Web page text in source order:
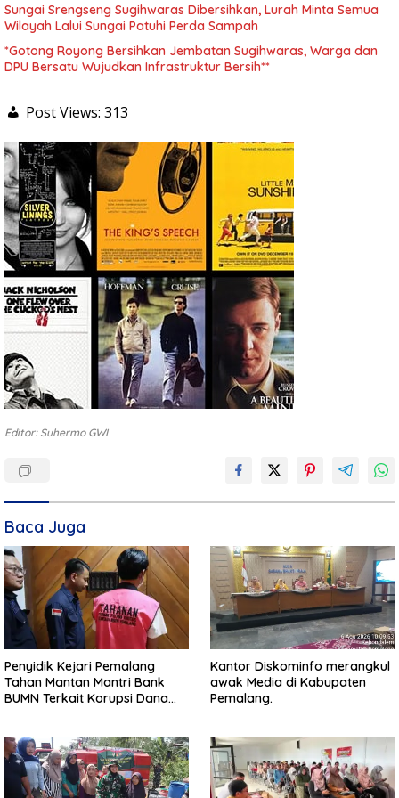
Sungai Srengseng Sugihwaras Dibersihkan, Lurah Minta Semua
Wilayah Lalui Sungai Patuhi Perda Sampah
*Gotong Royong Bersihkan Jembatan Sugihwaras, Warga dan
DPU Bersatu Wujudkan Infrastruktur Bersih**
Post Views: 313
Editor: Suhermo GWI
Baca Juga
Penyidik Kejari Pemalang
Tahan Mantan Mantri Bank
BUMN Terkait Korupsi Dana
Kantor Diskominfo merangkul
awak Media di Kabupaten
Pemalang.